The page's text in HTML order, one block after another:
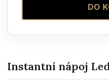
DO
Instantní nápoj